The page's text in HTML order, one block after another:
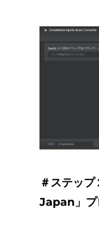
＃ステッ
Japan」プ